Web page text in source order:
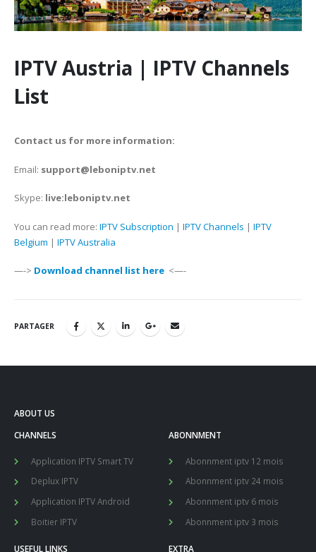
IPTV Austria | IPTV Channels
List
Contact us for more information:
Email: support@leboniptv.net
Skype: live:leboniptv.net
You can read more: IPTV Subscription | IPTV Channels | IPTV
Belgium | IPTV Australia
—-> Download channel list here <—-
PARTAGER
ABOUT US
CHANNELS
Application IPTV Smart TV
Deplux IPTV
Application IPTV Android
Boitier IPTV
ABONNMENT
Abonnment iptv 12 mois
Abonnment iptv 24 mois
Abonnment iptv 6 mois
Abonnment iptv 3 mois
USEFUL LINKS EXTRA